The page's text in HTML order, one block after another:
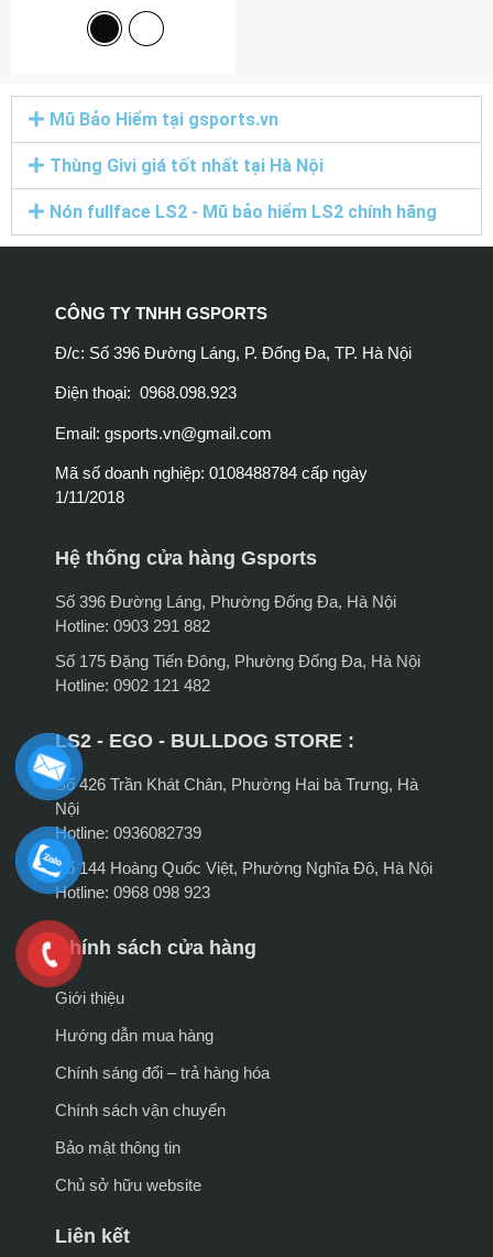
Mũ Bảo Hiểm tại gsports.vn
Thùng Givi giá tốt nhất tại Hà Nội
Nón fullface LS2 - Mũ bảo hiểm LS2 chính hãng
CÔNG TY TNHH GSPORTS
Đ/c: Số 396 Đường Láng, P. Đống Đa, TP. Hà Nội
Điện thoại: 0968.098.923
Email: gsports.vn@gmail.com
Mã số doanh nghiệp: 0108488784 cấp ngày
1/11/2018
Hệ thống cửa hàng Gsports
Số 396 Đường Láng, Phường Đống Đa, Hà Nội
Hotline: 0903 291 882
Số 175 Đặng Tiến Đông, Phường Đống Đa, Hà Nội
Hotline: 0902 121 482
LS2 - EGO - BULLDOG STORE :
Số 426 Trần Khát Chân, Phường Hai bà Trưng, Hà
Nội
Hotline: 0936082739
Số 144 Hoàng Quốc Việt, Phường Nghĩa Đô, Hà Nội
Hotline: 0968 098 923
Chính sách cửa hàng
Giới thiệu
Hướng dẫn mua hàng
Chính sáng đổi – trả hàng hóa
Chính sách vận chuyển
Bảo mật thông tin
Chủ sở hữu website
Liên kết